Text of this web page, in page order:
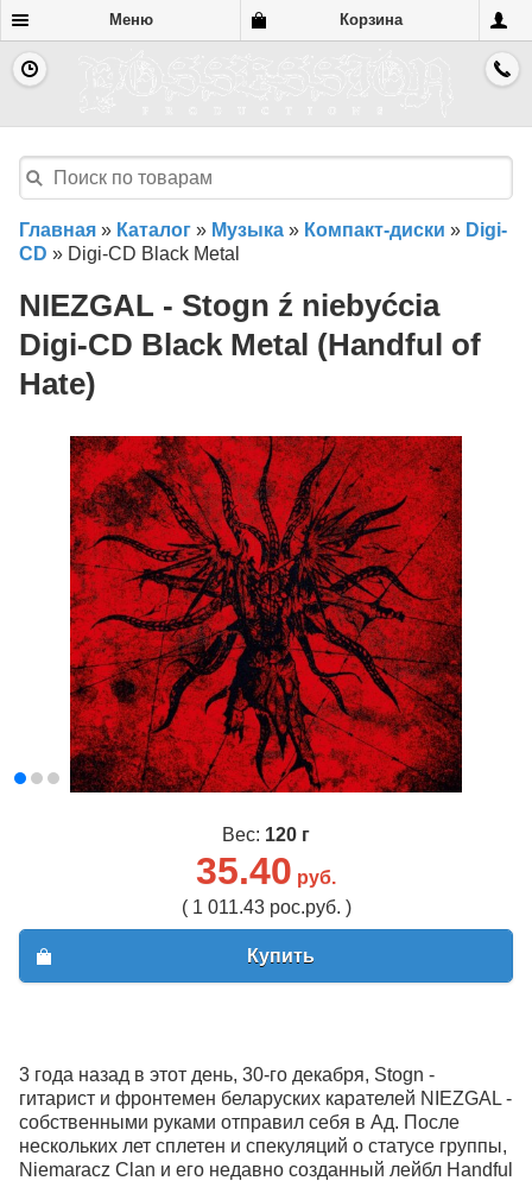
Меню Корзина
Главная » Каталог » Музыка » Компакт-диски » Digi-
CD » Digi-CD Black Metal
NIEZGAL - Stogn ź niebyćcia
Digi-CD Black Metal (Handful of
Hate)
Вес: 120 г
35.40 руб.
( 1 011.43 рос.руб. )
Купить
3 года назад в этот день, 30-го декабря, Stogn -
гитарист и фронтемен беларуских карателей NIEZGAL -
собственными руками отправил себя в Ад. После
нескольких лет сплетен и спекуляций о статусе группы,
Niemaracz Clan и его недавно созданный лейбл Handful